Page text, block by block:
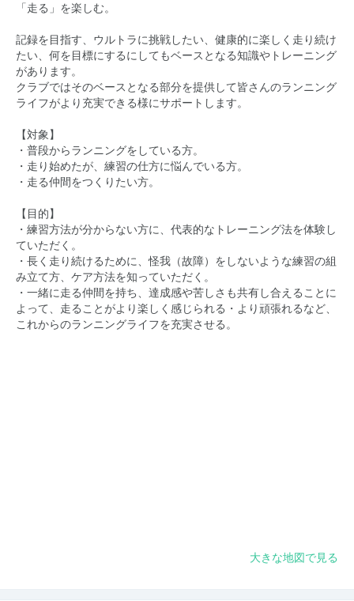
「走る」を楽しむ。
記録を目指す、ウルトラに挑戦したい、健康的に楽しく走り続け
たい、何を目標にするにしてもベースとなる知識やトレーニング
があります。
クラブではそのベースとなる部分を提供して皆さんのランニング
ライフがより充実できる様にサポートします。
【対象】
・普段からランニングをしている方。
・走り始めたが、練習の仕方に悩んでいる方。
・走る仲間をつくりたい方。
【目的】
・練習方法が分からない方に、代表的なトレーニング法を体験し
ていただく。
・長く走り続けるために、怪我（故障）をしないような練習の組
み立て方、ケア方法を知っていただく。
・一緒に走る仲間を持ち、達成感や苦しさも共有し合えることに
よって、走ることがより楽しく感じられる・より頑張れるなど、
これからのランニングライフを充実させる。
大きな地図で見る